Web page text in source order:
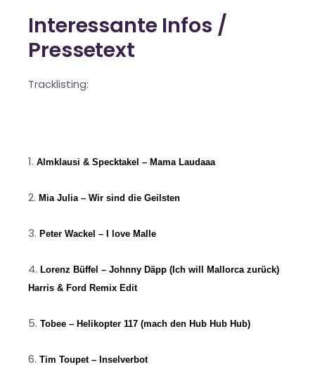
Interessante Infos /
Pressetext
Tracklisting:
Almklausi & Specktakel – Mama Laudaaa
Mia Julia – Wir sind die Geilsten
Peter Wackel – I love Malle
Lorenz Büffel – Johnny Däpp (Ich will Mallorca zurück)
Harris & Ford Remix Edit
Tobee – Helikopter 117 (mach den Hub Hub Hub)
Tim Toupet – Inselverbot